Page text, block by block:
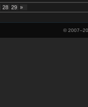
28 29 »
© 2007–